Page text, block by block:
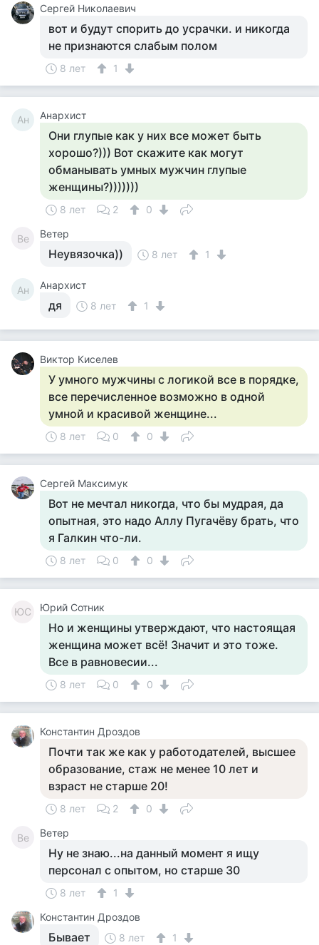
Сергей Николаевич
вот и будут спорить до усрачки. и никогда
не признаются слабым полом
8 лет 1
Ан Анархист
Они глупые как у них все может быть
хорошо?))) Вот скажите как могут
обманывать умных мужчин глупые
женщины?)))))))
8 лет 2 0
Ве Ветер
Неувязочка)) 8 лет 1
Ан Анархист
дя 8 лет 1
Виктор Киселев
У умного мужчины с логикой все в порядке,
все перечисленное возможно в одной
умной и красивой женщине...
8 лет 0 0
Сергей Максимук
Вот не мечтал никогда, что бы мудрая, да
опытная, это надо Аллу Пугачёву брать, что
я Галкин что-ли.
8 лет 0 0
ЮС Юрий Сотник
Но и женщины утверждают, что настоящая
женщина может всё! Значит и это тоже.
Все в равновесии...
8 лет 0 0
Константин Дроздов
Почти так же как у работодателей, высшее
образование, стаж не менее 10 лет и
взраст не старше 20!
8 лет 2 0
Ве Ветер
Ну не знаю...на данный момент я ищу
персонал с опытом, но старше 30
8 лет
1
Константин Дроздов
Бывает 8 лет 1